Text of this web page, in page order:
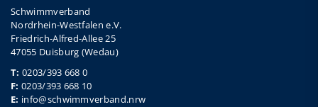
Schwimmverband
Nordrhein-Westfalen e.V.
Friedrich-Alfred-Allee 25
47055 Duisburg (Wedau)
T: 0203/393 668 0
F: 0203/393 668 10
E: info@schwimmverband.nrw